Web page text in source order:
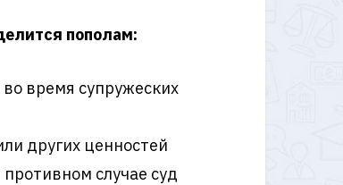
пополам:
время супружеских
других ценностей
случае суд